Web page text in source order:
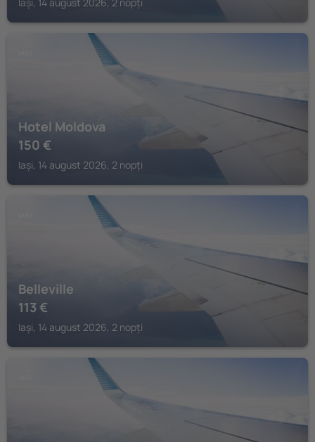
Hotel Moldova
150 €
Iași, 14 august 2026, 2 nopți
Belleville
113 €
Iași, 14 august 2026, 2 nopți